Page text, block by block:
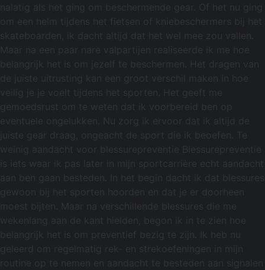
nalatig als het ging om beschermende gear. Of het nu ging
om een helm tijdens het fietsen of kniebeschermers bij het
skateboarden, ik dacht altijd dat het wel mee zou vallen.
Maar na een paar nare valpartijen realiseerde ik me hoe
belangrijk het is om jezelf te beschermen. Het dragen van
de juiste uitrusting kan een groot verschil maken in hoe
veilig je je voelt tijdens het sporten. Het geeft me
gemoedsrust om te weten dat ik voorbereid ben op
eventuele ongelukken. Nu zorg ik ervoor dat ik altijd de
juiste gear draag, ongeacht de sport die ik beoefen. Te
weinig aandacht voor blessurepreventie Blessurepreventie
is iets waar ik pas later in mijn sportcarrière echt aandacht
aan ben gaan besteden. In het begin dacht ik dat blessures
gewoon bij het sporten hoorden en dat je er doorheen
moest bijten. Maar na verschillende blessures die me
wekenlang aan de kant hielden, begon ik in te zien hoe
belangrijk het is om preventief bezig te zijn. Ik heb nu
geleerd om regelmatig rek- en strekoefeningen in mijn
routine op te nemen en aandacht te besteden aan signalen